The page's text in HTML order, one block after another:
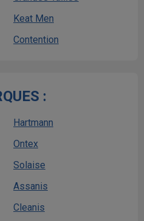
Keat Men
Contention
:
Hartmann
Ontex
Solaise
Assanis
Cleanis